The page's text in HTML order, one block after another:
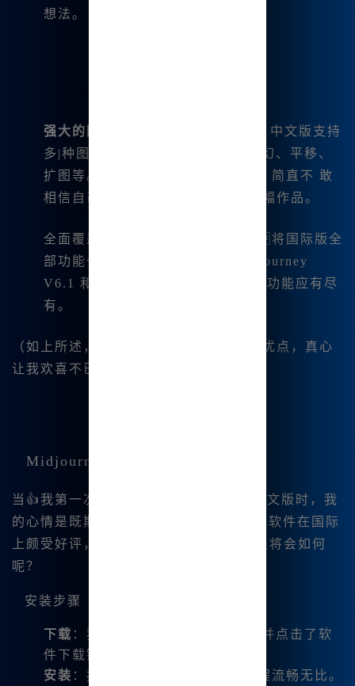
想法。
强大的图片编辑功能
：Midjourney 中文版支持
多|种图片编辑操作，比如微调、变幻、平移、
扩图等。我第一次尝试这些功能时，简直不 敢
相信自己能够如此.方便地调整每一幅作品。
全面覆盖国际版功能：本版本几乎将国际版全
部功能一网打尽，支持最新的 Midjourney
V6.1 和 niji6，文生图及图生图等功能应有尽
有。
（如上所述，Midjourney 中文版的种种优点，真心
让我欢喜不已。）
Midjourney 中文版的使用体验
当👍我第一次下载并安装 Midjourney 中文版时，我
的心情是既期待又紧张。我知道这一👍款软件在国际
上颇受好评，但我在国内😊的使用体验又将会如何
呢？
安装步骤
下载 ：我直接访问了
并点击了软
件下载链接。
安装 ：按照提示进行安装，整个过程流畅无比。